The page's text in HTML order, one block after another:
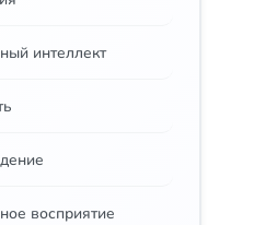
интеллект
восприятие